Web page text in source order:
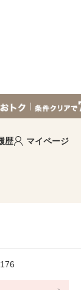
歴 マイページ